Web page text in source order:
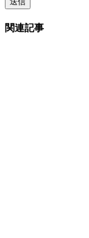
関連記事